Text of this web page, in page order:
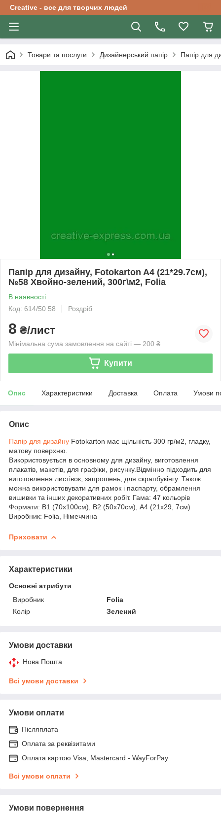
Creative - все для творчих людей
Товари та послуги Дизайнерський папір Папір для
Папір для дизайну, Fotokarton A4 (21*29.7см),
№58 Хвойно-зелений, 300г\м2, Folia
В наявності
Код: 614/50 58
Роздріб
8 ₴/лист
Мінімальна сума замовлення на сайті — 200 ₴
Купити
Опис Характеристики Доставка Оплата Умови
Опис
Папір для дизайну Fotokarton має щільність 300 гр/м2, гладку,
матову поверхню.
Використовується в основному для дизайну, виготовлення
плакатів, макетів, для графіки, рисунку.Відмінно підходить для
виготовлення листівок, запрошень, для скрапбукінгу. Також
можна використовувати для рамок і паспарту, обрамлення
вишивки та інших декоративних робіт. Гама: 47 кольорів
Формати: В1 (70х100см), В2 (50х70см), А4 (21х29, 7см)
Виробник: Folia, Німеччина
Приховати
Характеристики
Основні атрибути
Виробник
Folia
Колір
Зелений
Умови доставки
Нова Пошта
Всі умови доставки
Умови оплати
Післяплата
Оплата за реквізитами
Оплата картою Visa, Mastercard - WayForPay
Всі умови оплати
Умови повернення